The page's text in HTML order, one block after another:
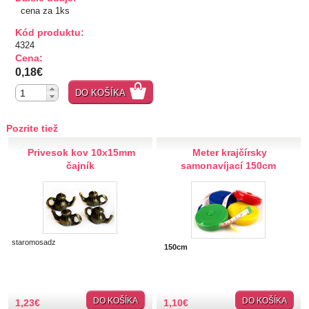
Zľavnené
Aplikácie
Prerážacie
Prišívacie
Šróbovacie
Navliekacie
Oči, nos,tvár
Kvetinky
Semišové, háčkované
cena za 1ks
Kód produktu:
4324
Cena:
0,18€
DO KOŠÍKA
Pozrite tiež
Privesok kov 10x15mm
čajník
staromosadz
1,23€ DO KOŠÍKA
Meter krajčírsky
samonavíjací 150cm
150cm
1,10€ DO KOŠÍKA